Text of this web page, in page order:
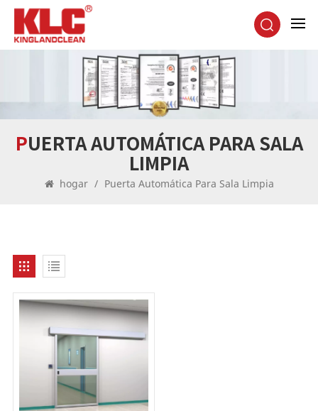
PUERTA AUTOMÁTICA PARA SALA
LIMPIA
hogar / Puerta Automática Para Sala Limpia